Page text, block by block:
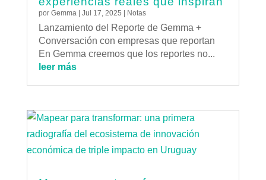
por Gemma| Jul 17, 2025 Notas
Lanzamiento del Reporte de Gemma +
Conversación con empresas que reportan
En Gemma creemos que los reportes no...
leer más